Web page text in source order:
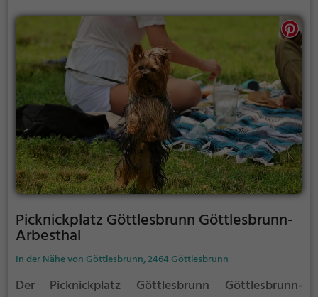
perfekte Ort, um die Akkus wieder aufzutanken und
ein leckeres Essen unter freiem Himmel zu genießen.
Picknickplatz Göttlesbrunn Göttlesbrunn-
Arbesthal
In der Nähe von Göttlesbrunn, 2464 Göttlesbrunn
Der Picknickplatz Göttlesbrunn Göttlesbrunn-